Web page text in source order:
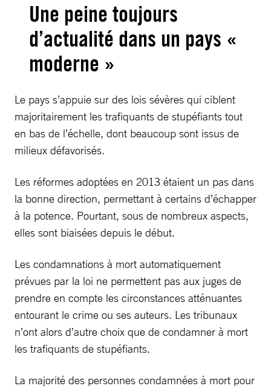
Une peine toujours
d’actualité dans un pays «
moderne »
Le pays s’appuie sur des lois sévères qui ciblent
majoritairement les trafiquants de stupéfiants tout
en bas de l’échelle, dont beaucoup sont issus de
milieux défavorisés.
Les réformes adoptées en 2013 étaient un pas dans
la bonne direction, permettant à certains d’échapper
à la potence. Pourtant, sous de nombreux aspects,
elles sont biaisées depuis le début.
Les condamnations à mort automatiquement
prévues par la loi ne permettent pas aux juges de
prendre en compte les circonstances atténuantes
entourant le crime ou ses auteurs. Les tribunaux
n’ont alors d’autre choix que de condamner à mort
les trafiquants de stupéfiants.
La majorité des personnes condamnées à mort pour